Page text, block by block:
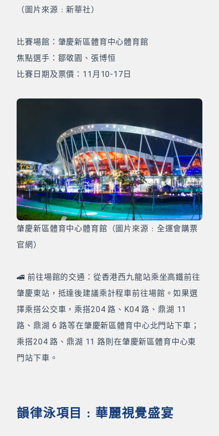
（圖片來源﹕新華社）
比賽場館：肇慶新區體育中心體育館
焦點選手：鄒敬園、張博恒
比賽日期及票價：11月10-17日
肇慶新區體育中心體育館（圖片來源﹕全運會購票
官網）
🚄 前往場館的交通：從香港西九龍站乘坐高鐵前往
肇慶東站，抵達後建議乘計程車前往場館。如果選
擇乘搭公交車，乘搭204 路、K04 路、鼎湖 11
路、鼎湖 6 路等在肇慶新區體育中心北門站下車；
乘搭204 路、鼎湖 11 路則在肇慶新區體育中心東
門站下車。
韻律泳項目﹕華麗視覺盛宴